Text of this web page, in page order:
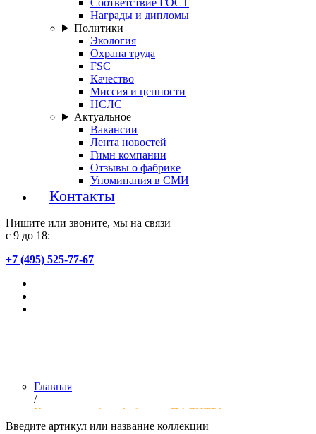
Соответствие ГОСТ
Награды и дипломы
Политики
Экология
Охрана труда
FSC
Качество
Миссия и ценности
НСЛС
Актуальное
Вакансии
Лента новостей
Гимн компании
Отзывы о фабрике
Упоминания в СМИ
Контакты
Пишите или звоните, мы на связи
с 9 до 18:
+7 (495) 525-77-67
Главная
/
Коллекции обоев фабрики «ПАЛИТРА»
Введите артикул или название коллекции